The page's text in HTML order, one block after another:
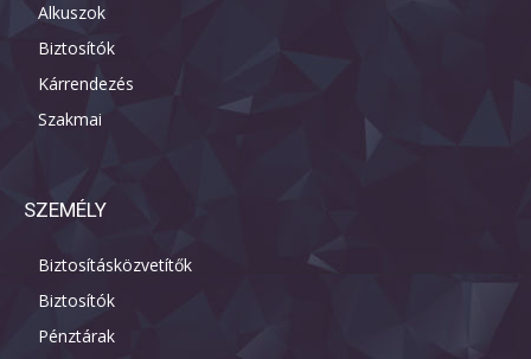
Alkuszok
Biztosítók
Kárrendezés
Szakmai
SZEMÉLY
Biztosításközvetítők
Biztosítók
Pénztárak